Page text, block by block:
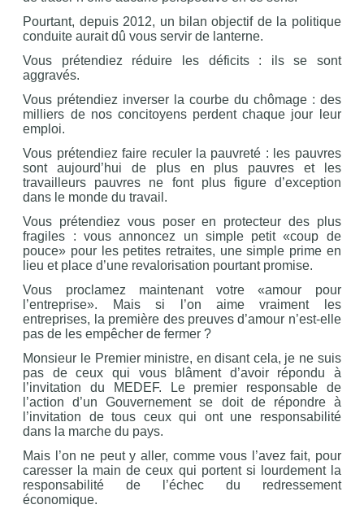
Pourtant, depuis 2012, un bilan objectif de la politique
conduite aurait dû vous servir de lanterne.
Vous prétendiez réduire les déficits : ils se sont
aggravés.
Vous prétendiez inverser la courbe du chômage : des
milliers de nos concitoyens perdent chaque jour leur
emploi.
Vous prétendiez faire reculer la pauvreté : les pauvres
sont aujourd’hui de plus en plus pauvres et les
travailleurs pauvres ne font plus figure d’exception
dans le monde du travail.
Vous prétendiez vous poser en protecteur des plus
fragiles : vous annoncez un simple petit «coup de
pouce» pour les petites retraites, une simple prime en
lieu et place d’une revalorisation pourtant promise.
Vous proclamez maintenant votre «amour pour
l’entreprise». Mais si l’on aime vraiment les
entreprises, la première des preuves d’amour n’est-elle
pas de les empêcher de fermer ?
Monsieur le Premier ministre, en disant cela, je ne suis
pas de ceux qui vous blâment d’avoir répondu à
l’invitation du MEDEF. Le premier responsable de
l’action d’un Gouvernement se doit de répondre à
l’invitation de tous ceux qui ont une responsabilité
dans la marche du pays.
Mais l’on ne peut y aller, comme vous l’avez fait, pour
caresser la main de ceux qui portent si lourdement la
responsabilité de l’échec du redressement
économique.